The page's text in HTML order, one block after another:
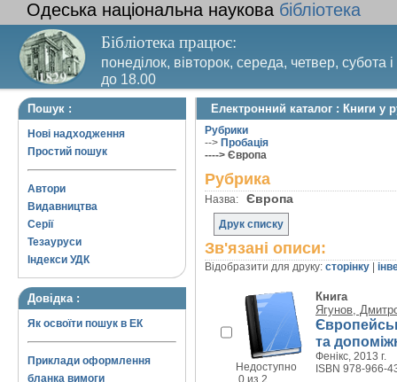
Одеська національна наукова бібліотека
Бібліотека працює:
понеділок, вівторок, середа, четвер, субота
до 18.00
Вихідний день – п’ятниця. Останній четвер
Пошук :
Нові надходження
Простий пошук
Автори
Видавництва
Серії
Тезауруси
Індекси УДК
Довідка :
Як освоїти пошук в ЕК
Приклади оформлення
бланка вимоги
Електронний каталог : Книги у
Рубрики
--> Пробація
----> Європа
Рубрика
Назва: Європа
Друк списку
Зв'язані описи:
Відобразити для друку: сторінку
Недоступно
0 из 2
Книга
Ягунов,
та
Фенікс, 2013 г.
ISBN 978-966-